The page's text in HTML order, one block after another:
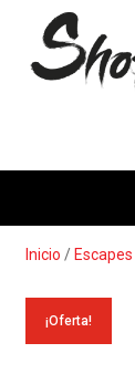
Inicio / Escapes
¡Oferta!